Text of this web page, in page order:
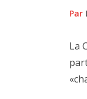
Par
La